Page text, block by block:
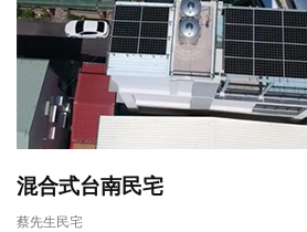
混合式台南民宅
蔡先生民宅